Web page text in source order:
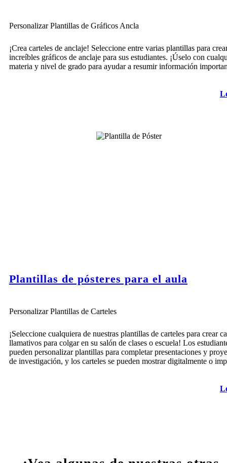
Personalizar Plantillas de Gráficos Ancla
¡Crea carteles de anclaje! Seleccione entre varias plantillas para
increíbles gráficos de anclaje para sus estudiantes. ¡Úselo con
materia y nivel de grado para ayudar a resumir información
Plantillas de pósteres para el aula
Personalizar Plantillas de Carteles
¡Seleccione cualquiera de nuestras plantillas de carteles para crear
llamativos para colgar en su salón de clases o escuela! Los
pueden personalizar plantillas para completar presentaciones y
de investigación, y los carteles se pueden mostrar digitalmente o